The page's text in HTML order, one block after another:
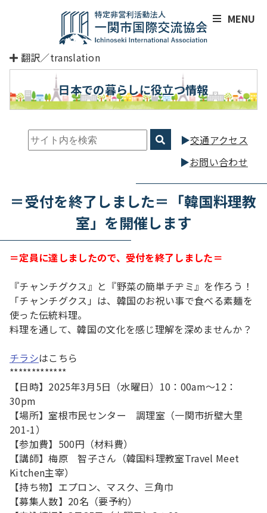
翻訳／translation
日本での暮らしに役立つ情報
交通アクセス
お問い合わせ
MENU
＝受付を終了しました＝「韓国料理教
室」を開催します
＝定員に達しましたので、受付を終了しました＝
『チャンチグクス』と『野菜の簡単チヂミ』を作ろう！
「チャンチグクス」は、韓国のお祝い事で食べる素麺を
使った伝統料理。
料理を通して、韓国の文化を感じ理解を深めませんか？
チラシはこちら
*************
【日時】2025年3月5日（水曜日）10：00am～12：
30pm
【場所】室根市民センター 調理室（一関市折壁大里
201-1）
【参加費】500円（材料費）
【講師】梅原 智子さん（韓国料理教室Travel Meet
Kitchen主宰）
【持ち物】エプロン、マスク、三角巾
【募集人数】20名（要予約）